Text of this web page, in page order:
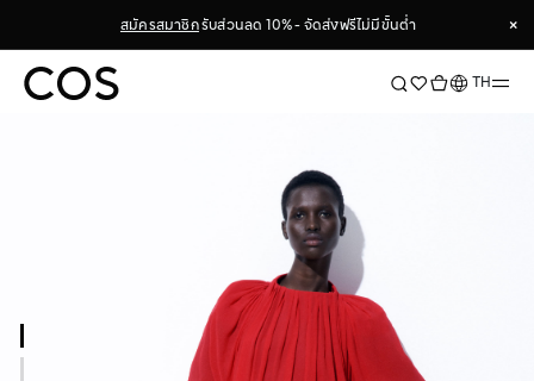
สมัครสมาชิกรับส่วนลด 10% - จัดส่งฟรีไม่มีขั้นต่ำ
×
×
ภาษาTH